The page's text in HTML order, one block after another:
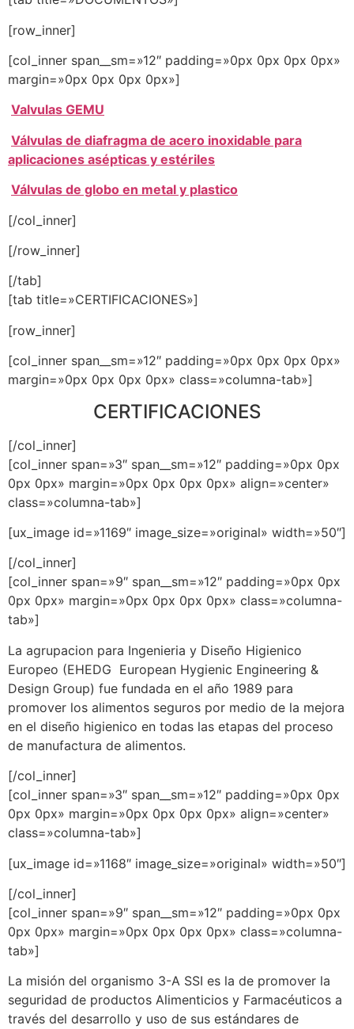
[row_inner]
[col_inner span__sm=»12″ padding=»0px 0px 0px 0px»
margin=»0px 0px 0px 0px»]
Valvulas GEMU
Válvulas de diafragma de acero inoxidable para
aplicaciones asépticas y estériles
Válvulas de globo en metal y plastico
[/col_inner]
[/row_inner]
[/tab]
[tab title=»CERTIFICACIONES»]
[row_inner]
[col_inner span__sm=»12″ padding=»0px 0px 0px 0px»
margin=»0px 0px 0px 0px» class=»columna-tab»]
CERTIFICACIONES
[/col_inner]
[col_inner span=»3″ span__sm=»12″ padding=»0px 0px
0px 0px» margin=»0px 0px 0px 0px» align=»center»
class=»columna-tab»]
[ux_image id=»1169″ image_size=»original» width=»50″]
[/col_inner]
[col_inner span=»9″ span__sm=»12″ padding=»0px 0px
0px 0px» margin=»0px 0px 0px 0px» class=»columna-
tab»]
La agrupacion para Ingenieria y Diseño Higienico
Europeo (EHEDG European Hygienic Engineering &
Design Group) fue fundada en el año 1989 para
promover los alimentos seguros por medio de la mejora
en el diseño higienico en todas las etapas del proceso
de manufactura de alimentos.
[/col_inner]
[col_inner span=»3″ span__sm=»12″ padding=»0px 0px
0px 0px» margin=»0px 0px 0px 0px» align=»center»
class=»columna-tab»]
[ux_image id=»1168″ image_size=»original» width=»50″]
[/col_inner]
[col_inner span=»9″ span__sm=»12″ padding=»0px 0px
0px 0px» margin=»0px 0px 0px 0px» class=»columna-
tab»]
La misión del organismo 3-A SSI es la de promover la
seguridad de productos Alimenticios y Farmacéuticos a
través del desarrollo y uso de sus estándares de